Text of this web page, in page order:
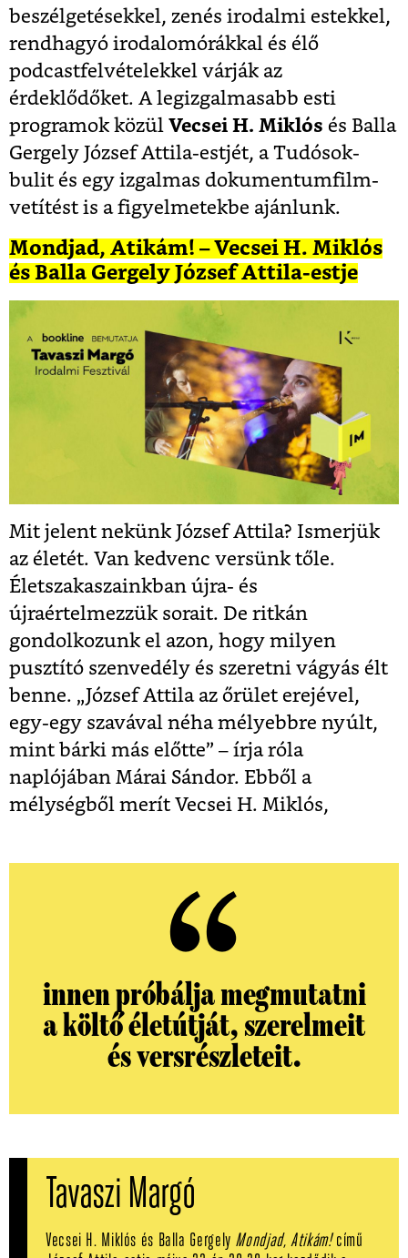
beszélgetésekkel, zenés irodalmi estekkel,
rendhagyó irodalomórákkal és élő
podcastfelvételekkel várják az
érdeklődőket. A legizgalmasabb esti
programok közül Vecsei H. Miklós és Balla
Gergely József Attila-estjét, a Tudósok-
bulit és egy izgalmas dokumentumfilm-
vetítést is a figyelmetekbe ajánlunk.
Mondjad, Atikám! – Vecsei H. Miklós
és Balla Gergely József Attila-estje
Mit jelent nekünk József Attila? Ismerjük
az életét. Van kedvenc versünk tőle.
Életszakaszainkban újra- és
újraértelmezzük sorait. De ritkán
gondolkozunk el azon, hogy milyen
pusztító szenvedély és szeretni vágyás élt
benne. „József Attila az őrület erejével,
egy-egy szavával néha mélyebbre nyúlt,
mint bárki más előtte” – írja róla
naplójában Márai Sándor. Ebből a
mélységből merít Vecsei H. Miklós,
innen próbálja megmutatni
a költő életútját, szerelmeit
és versrészleteit.
Tavaszi Margó
Vecsei H. Miklós és Balla Gergely Mondjad, Atikám!című